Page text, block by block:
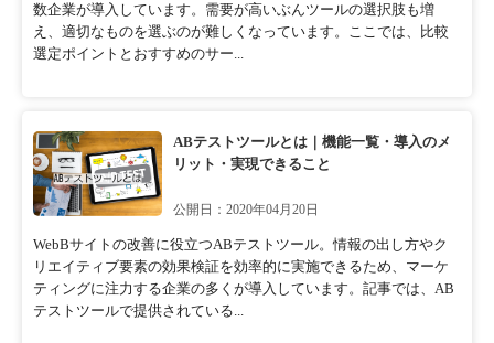
数企業が導入しています。需要が高いぶんツールの選択肢も増
え、適切なものを選ぶのが難しくなっています。ここでは、比較
選定ポイントとおすすめのサー...
ABテストツールとは｜機能一覧・導入のメ
リット・実現できること
公開日：2020年04月20日
WebBサイトの改善に役立つABテストツール。情報の出し方やク
リエイティブ要素の効果検証を効率的に実施できるため、マーケ
ティングに注力する企業の多くが導入しています。記事では、AB
テストツールで提供されている...